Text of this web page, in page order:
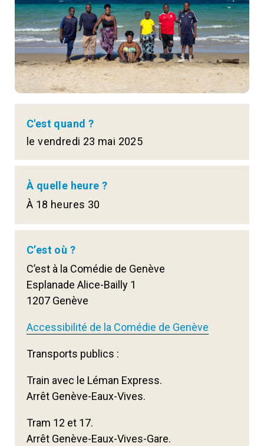
C'est quand ?
le vendredi 23 mai 2025
À quelle heure ?
À 18 heures 30
C’est où ?
C’est à la Comédie de Genève
Esplanade Alice-Bailly 1
1207 Genève
Accessibilité de la Comédie de Genève
Transports publics :
Train avec le Léman Express.
Arrêt Genève-Eaux-Vives.
Tram 12 et 17.
Arrêt Genève-Eaux-Vives-Gare.